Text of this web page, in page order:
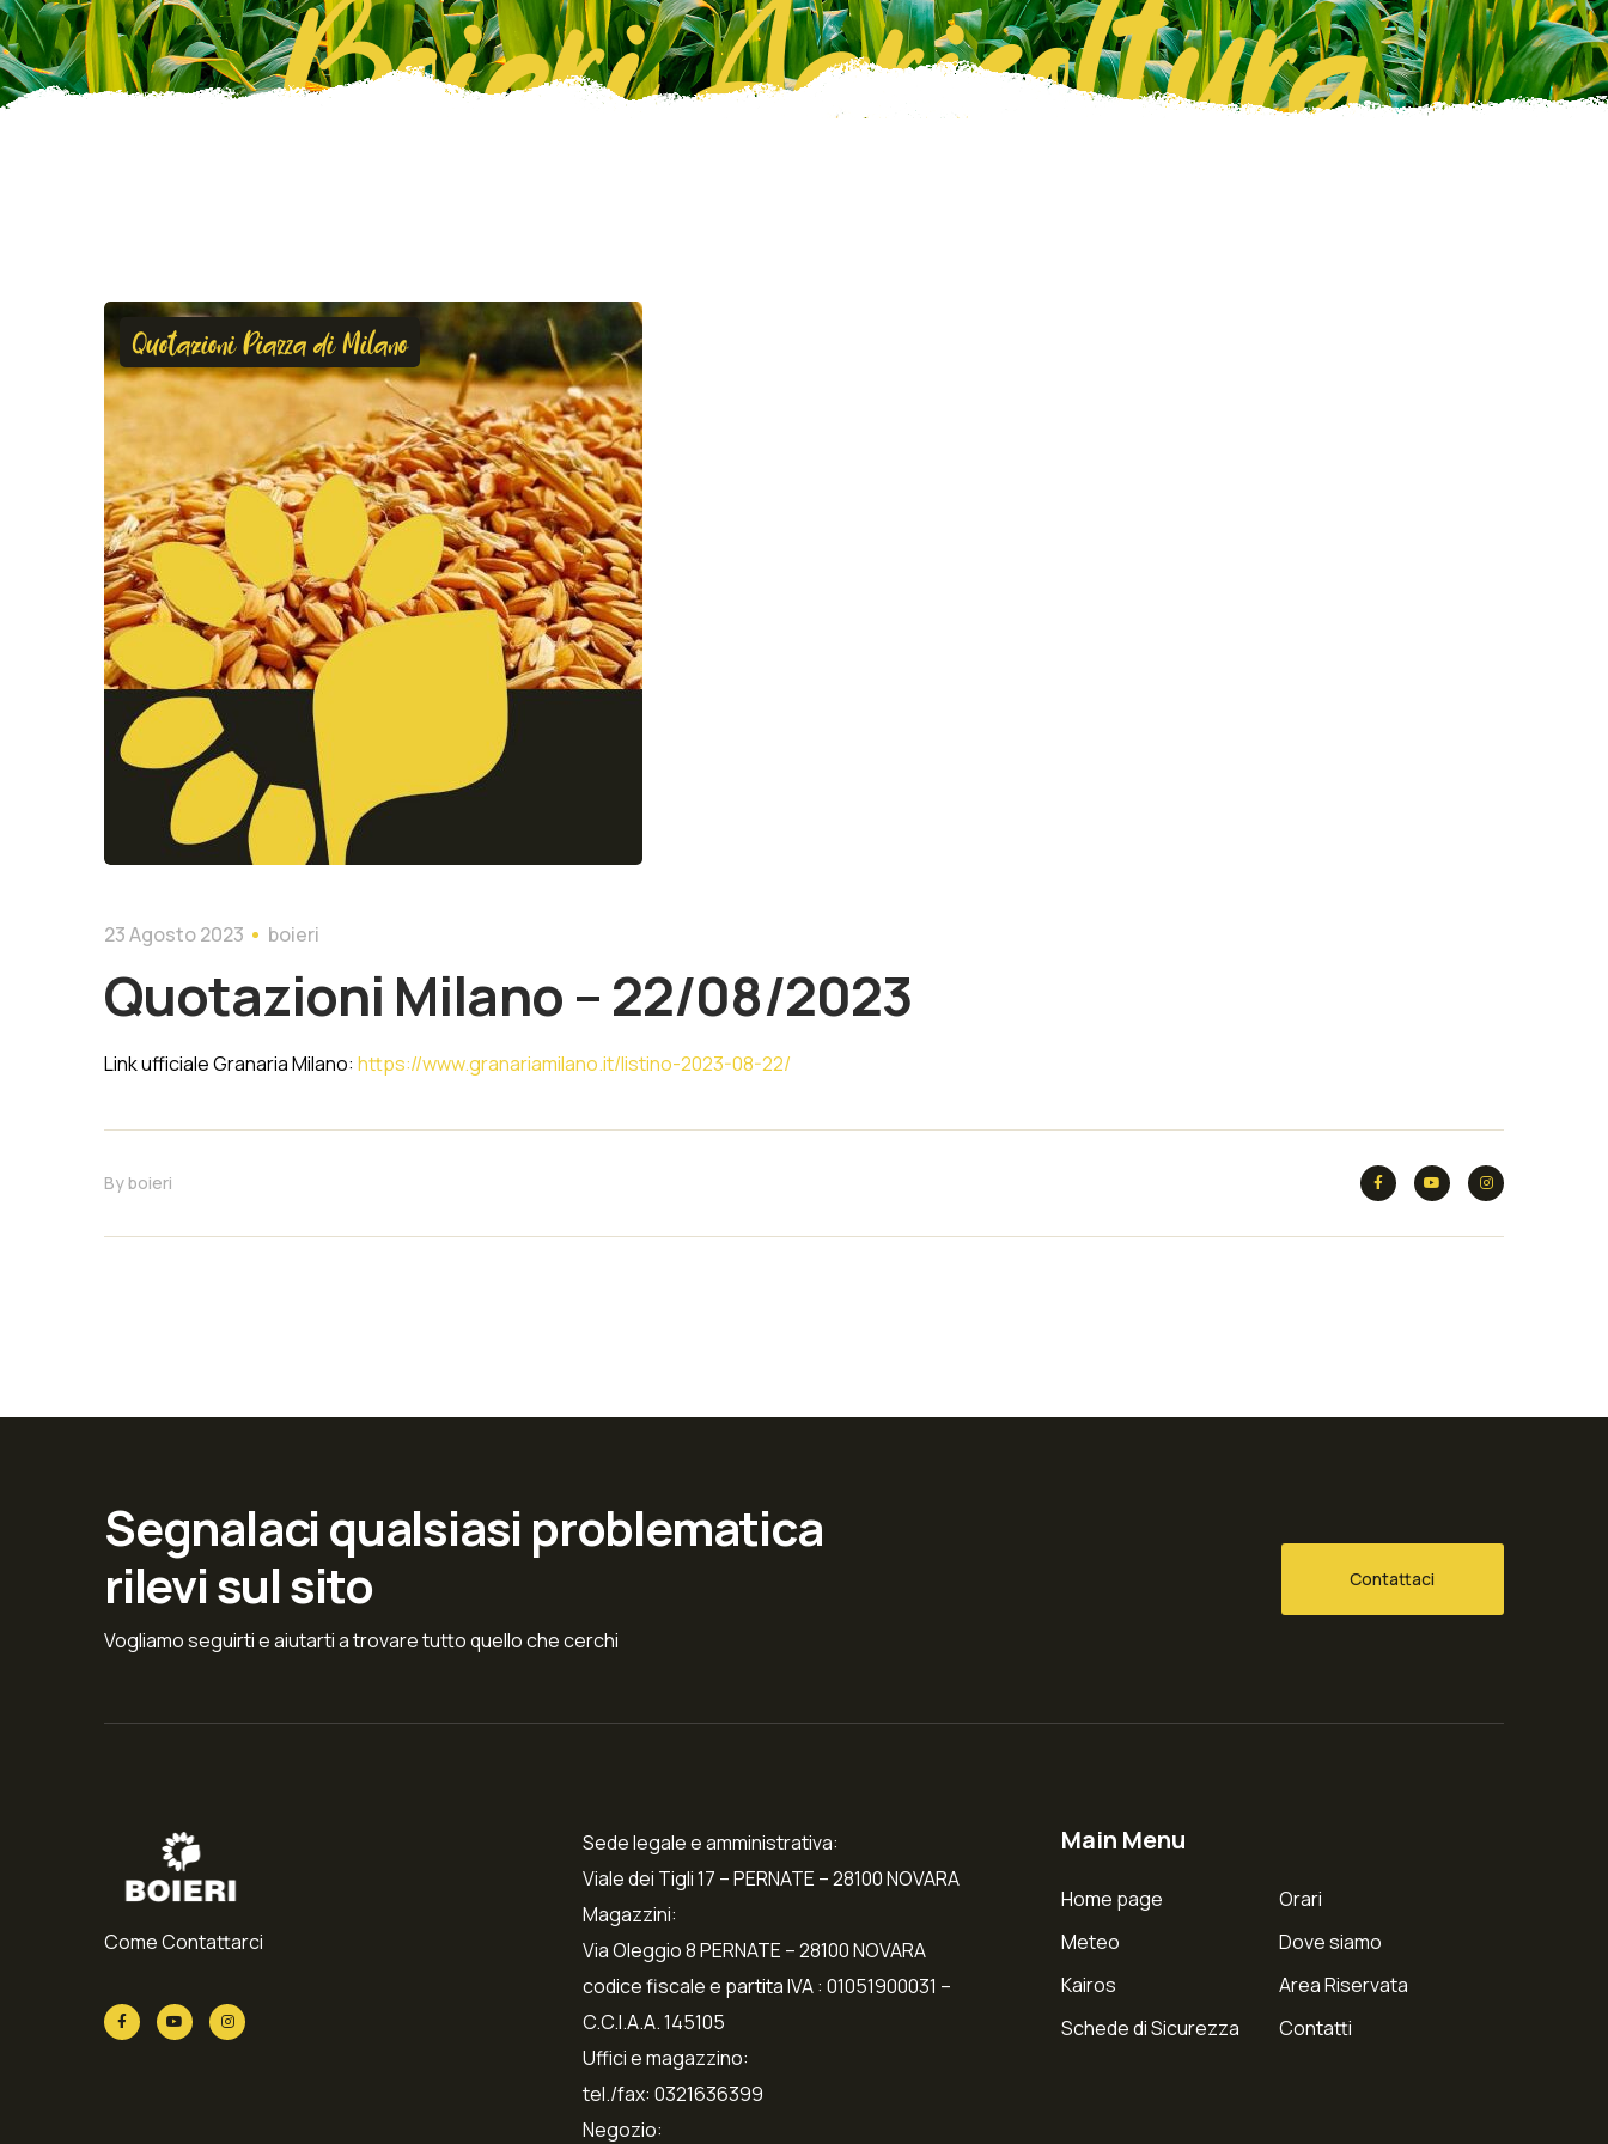
Boieri Agricoltura
Quotazioni Piazza di Milano
23 Agosto 2023 boieri
Quotazioni Milano – 22/08/2023
Link ufficiale Granaria Milano: https://www.granariamilano.it/listino-2023-08-22/
Byboieri
Segnalaci qualsiasi problematica
rilevi sul sito
Vogliamo seguirti e aiutarti a trovare tutto quello che cerchi
Contattaci
Come Contattarci
Sede legale e amministrativa:
Viale dei Tigli 17 – PERNATE – 28100 NOVARA
Magazzini:
Via Oleggio 8 PERNATE – 28100 NOVARA
codice fiscale e partita IVA : 01051900031 –
C.C.I.A.A. 145105
Uffici e magazzino:
tel./fax: 0321636399
Negozio:
Main Menu
Home page
Meteo
Kairos
Schede di Sicurezza
Orari
Dove siamo
Area Riservata
Contatti